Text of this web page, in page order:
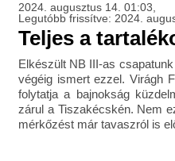
2024. augusztus 14. 01:03,
Legutóbb frissítve: 2024.
Teljes a
Elkészült NB III-as
végéig ismert ezzel. Virágh
folytatja a bajnokság
zárul a Tiszakécskén. Nem
mérkőzést már tavaszról is